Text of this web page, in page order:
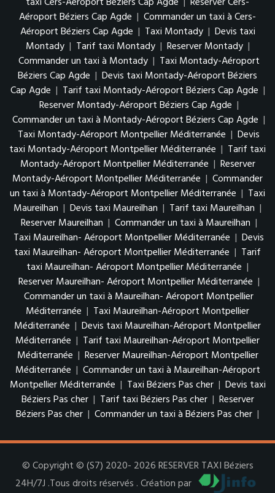
Aéroport Béziers Cap Agde | Commander un taxi à Cers-
Aéroport Béziers Cap Agde | Taxi Montady | Devis taxi
Montady | Tarif taxi Montady | Reserver Montady |
Commander un taxi à Montady | Taxi Montady-Aéroport
Béziers Cap Agde | Devis taxi Montady-Aéroport Béziers
Cap Agde | Tarif taxi Montady-Aéroport Béziers Cap Agde |
Reserver Montady-Aéroport Béziers Cap Agde |
Commander un taxi à Montady-Aéroport Béziers Cap Agde |
Taxi Montady-Aéroport Montpellier Méditerranée | Devis
taxi Montady-Aéroport Montpellier Méditerranée | Tarif taxi
Montady-Aéroport Montpellier Méditerranée | Reserver
Montady-Aéroport Montpellier Méditerranée | Commander
un taxi à Montady-Aéroport Montpellier Méditerranée | Taxi
Maureilhan | Devis taxi Maureilhan | Tarif taxi Maureilhan |
Reserver Maureilhan | Commander un taxi à Maureilhan |
Taxi Maureilhan- Aéroport Montpellier Méditerranée | Devis
taxi Maureilhan- Aéroport Montpellier Méditerranée | Tarif
taxi Maureilhan- Aéroport Montpellier Méditerranée |
Reserver Maureilhan- Aéroport Montpellier Méditerranée |
Commander un taxi à Maureilhan- Aéroport Montpellier
Méditerranée | Taxi Maureilhan-Aéroport Montpellier
Méditerranée | Devis taxi Maureilhan-Aéroport Montpellier
Méditerranée | Tarif taxi Maureilhan-Aéroport Montpellier
Méditerranée | Reserver Maureilhan-Aéroport Montpellier
Méditerranée | Commander un taxi à Maureilhan-Aéroport
Montpellier Méditerranée | Taxi Béziers Pas cher | Devis taxi
Béziers Pas cher | Tarif taxi Béziers Pas cher | Reserver
Béziers Pas cher | Commander un taxi à Béziers Pas cher |
© Copyright © (S7) 2020- 2026 RESERVER TAXI Béziers
24H/7J .Tous droits réservés . Création par